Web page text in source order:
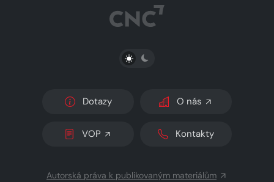
PŘEPNOUT SVĚTLÝ/TMAVÝ REŽIM
Dotazy O nás
VOP Kontakty
Autorská práva k publikovaným materiálům